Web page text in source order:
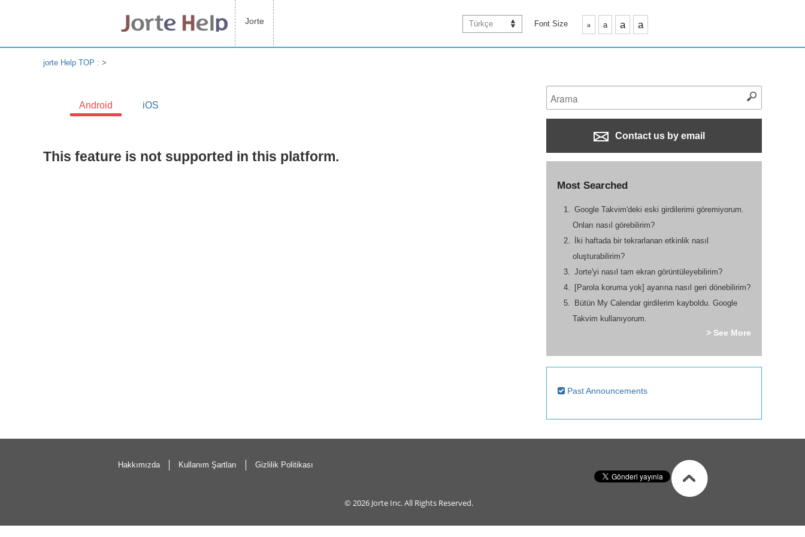
Jorte Türkçe Font Size a a a a
jorte Help TOP : >
Android iOS
This feature is not supported in this platform.
Contact us by email
Most Searched
Google Takvim'deki eski girdilerimi göremiyorum.
Onları nasıl görebilirim?
İki haftada bir tekrarlanan etkinlik nasıl
oluşturabilirim?
Jorte'yi nasıl tam ekran görüntüleyebilirim?
[Parola koruma yok] ayarına nasıl geri dönebilirim?
Bütün My Calendar girdilerim kayboldu. Google
Takvim kullanıyorum.
> See More
Past Announcements
Hakkımızda Kullanım Şartları Gizlilik Politikası
© 2026 Jorte Inc.All Rights Reserved.